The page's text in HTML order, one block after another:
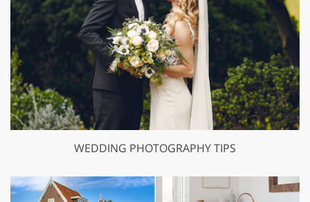
WEDDING PHOTOGRAPHY TIPS